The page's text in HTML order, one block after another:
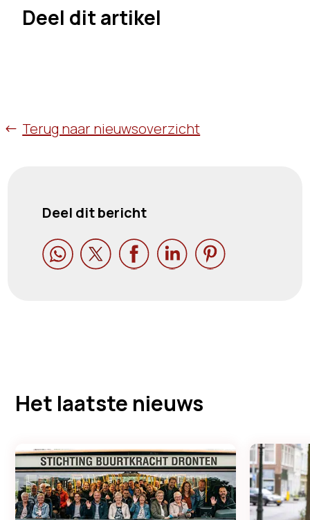
Deel dit artikel
Terug naar nieuwsoverzicht
Deel dit bericht
    
Het laatste nieuws